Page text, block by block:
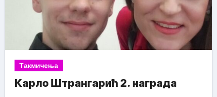
Такмичења
Карло Штрангарић 2. награда